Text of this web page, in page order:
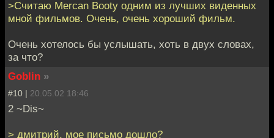
>Считаю Mercan Booty одним из лучших виденных
мной фильмов. Очень, очень хороший фильм.
Очень хотелось бы услышать, хоть в двух словах,
за что?
Goblin »
#10 | 20.05.02 18:46
2 ~Dis~
> дмитрий, мое письмо дошло?